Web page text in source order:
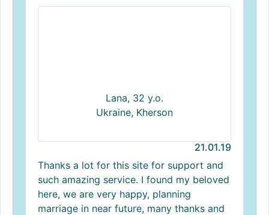
Lana, 32 y.o.
Ukraine, Kherson
21.01.19
Thanks a lot for this site for support and
such amazing service. I found my beloved
here, we are very happy, planning
marriage in near future, many thanks and